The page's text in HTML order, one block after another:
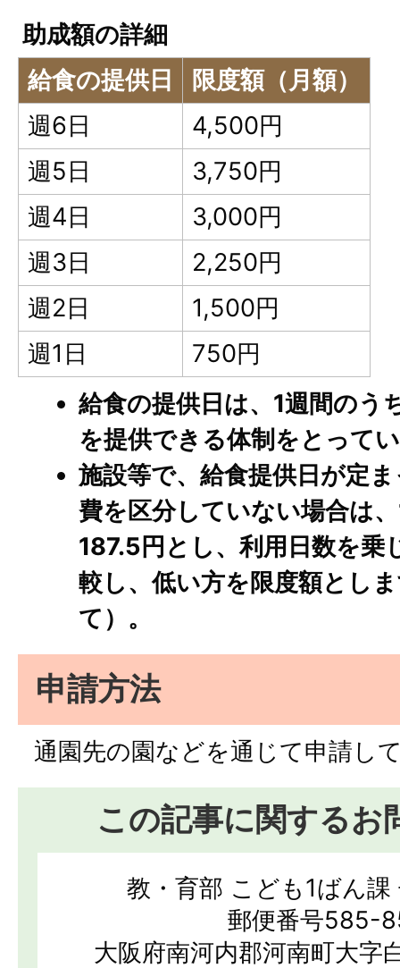
助成額の詳細
給食の提供日
限度額（月額）
週6日
4,500円
週5日
3,750円
週4日
3,000円
週3日
2,250円
週2日
1,500円
週1日
750円
給食の提供日は、1週間のう
を提供できる体制をとって
施設等で、給食提供日が定
費を区分していない場合は
187.5円とし、利用日数を
較し、低い方を限度額とし
て）。
申請方法
通園先の園などを通じて申請し
この記事に関するお
教・育部 こども1ばん課
郵便番号585-
大阪府南河内郡河南町大字